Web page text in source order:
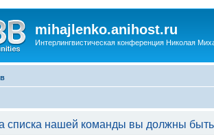
mihajlenko.anihost.ru
Интерлингвистическая конференция Николая
списка нашей команды вы должны